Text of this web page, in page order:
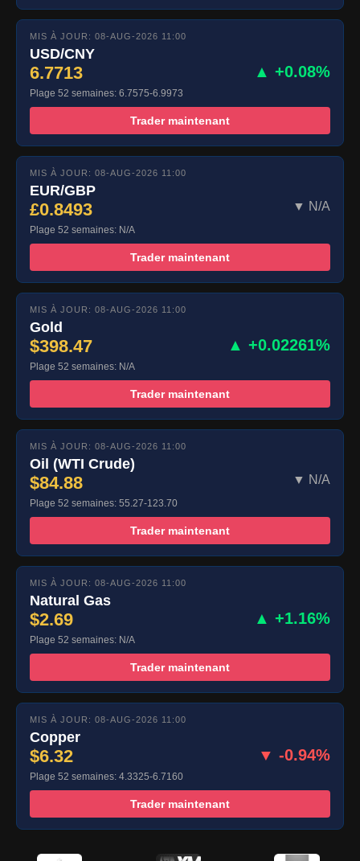
MIS À JOUR: 08-AUG-2026 11:00
USD/CNY
6.7713 ▲ +0.08%
Plage 52 semaines: 6.7575-6.9973
Trader maintenant
MIS À JOUR: 08-AUG-2026 11:00
EUR/GBP
£0.8493 ▼ N/A
Plage 52 semaines: N/A
Trader maintenant
MIS À JOUR: 08-AUG-2026 11:00
Gold
$398.47 ▲ +0.02261%
Plage 52 semaines: N/A
Trader maintenant
MIS À JOUR: 08-AUG-2026 11:00
Oil (WTI Crude)
$84.88 ▼ N/A
Plage 52 semaines: 55.27-123.70
Trader maintenant
MIS À JOUR: 08-AUG-2026 11:00
Natural Gas
$2.69 ▲ +1.16%
Plage 52 semaines: N/A
Trader maintenant
MIS À JOUR: 08-AUG-2026 11:00
Copper
$6.32 ▼ -0.94%
Plage 52 semaines: 4.3325-6.7160
Trader maintenant